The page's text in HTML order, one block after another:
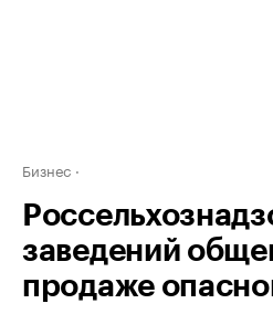
Бизнес
заведений
продаже